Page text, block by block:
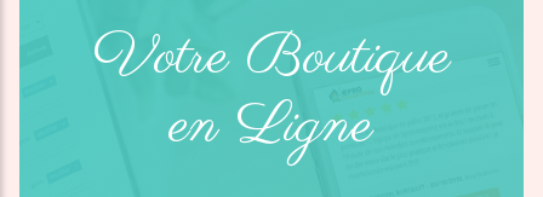
Votre Boutique
en Ligne